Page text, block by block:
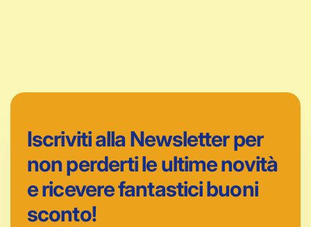
Iscriviti alla Newsletter per
non perderti le ultime novità
e ricevere fantastici buoni
sconto!